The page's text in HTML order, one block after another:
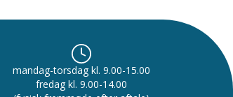
mandag-torsdag kl. 9.00-15.00
fredag kl. 9.00-14.00